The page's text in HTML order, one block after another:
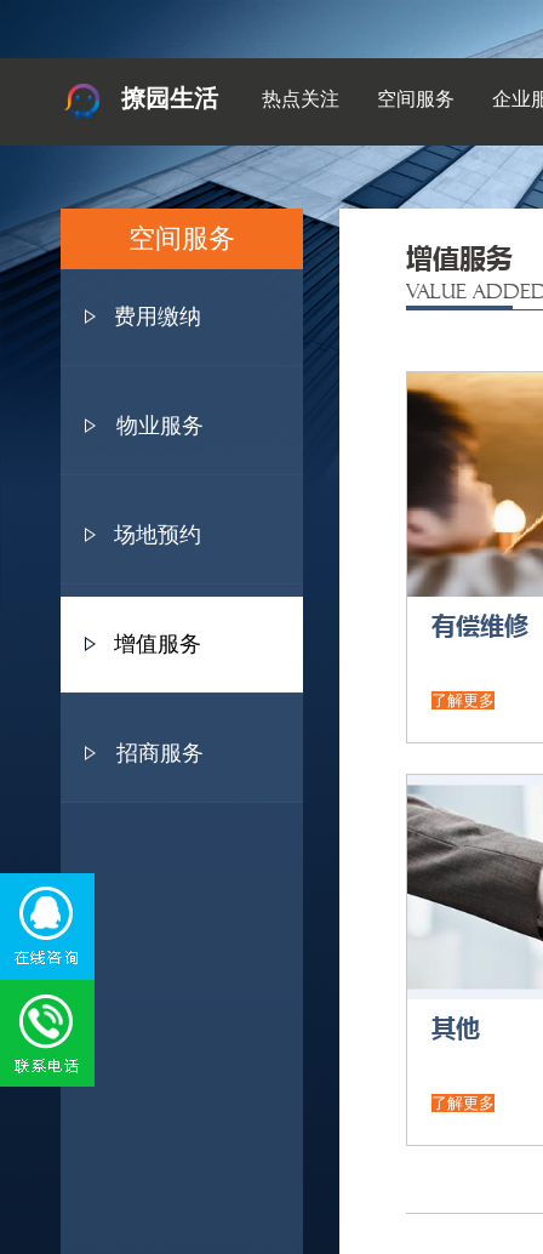
撩园生活 热点关注 空间服务 企业
空间服务
费用缴纳
物业服务
场地预约
增值服务
招商服务
增值服务
VALUE
有偿维修
了解更多
其他
了解更多